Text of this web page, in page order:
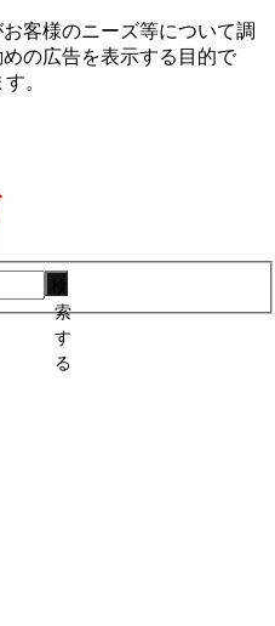
客様のニーズ等について調
の広告を表⽰する⽬的で
。
索
す
る